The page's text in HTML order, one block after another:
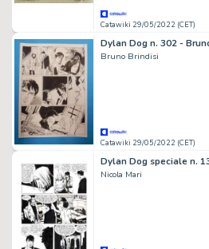
Catawiki 29/05/2022 (CET)
Bruno Brindisi
Catawiki 29/05/2022 (CET)
Nicola Mari